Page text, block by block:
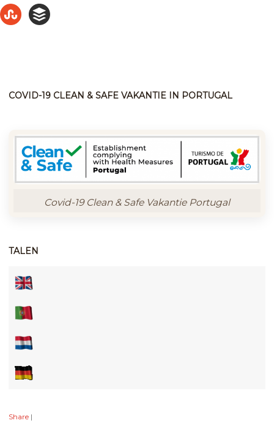
COVID-19 CLEAN & SAFE VAKANTIE IN PORTUGAL
Covid-19 Clean & Safe Vakantie Portugal
TALEN
Share |